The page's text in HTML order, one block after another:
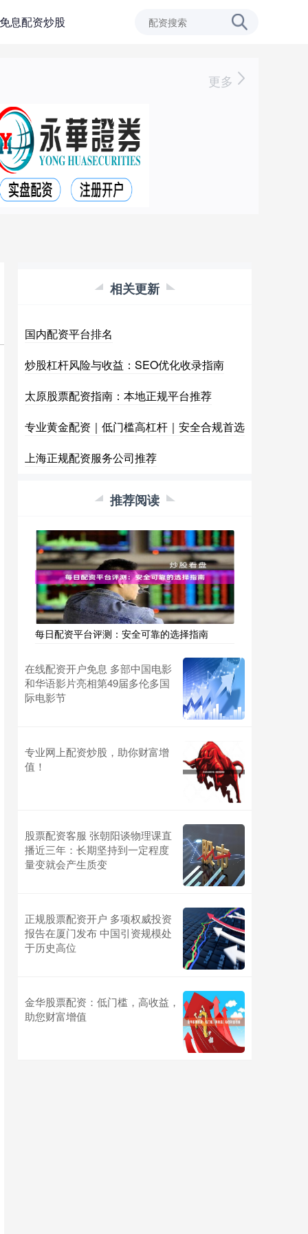
息配资炒股
更多
相关更新
国内配资平台排名
炒股杠杆风险与收益：SEO优化收录指南
太原股票配资指南：本地正规平台推荐
专业黄金配资｜低门槛高杠杆｜安全合规首选
上海正规配资服务公司推荐
推荐阅读
每日配资平台评测：安全可靠的选择指南
在线配资开户免息 多部中国电影
和华语影片亮相第49届多伦多国
际电影节
专业网上配资炒股，助你财富增
值！
股票配资客服 张朝阳谈物理课直
播近三年：长期坚持到一定程度
量变就会产生质变
正规股票配资开户 多项权威投资
报告在厦门发布 中国引资规模处
于历史高位
金华股票配资：低门槛，高收益，
助您财富增值